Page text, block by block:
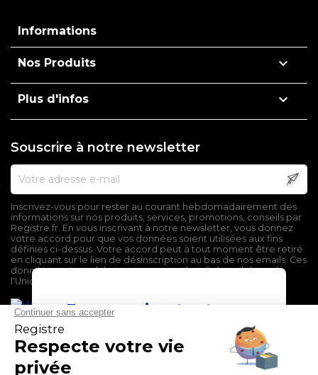
Informations
Nos Produits 
Plus d'infos 
Souscrire à notre newsletter
Inscrivez-vous pour rester au courant hebdomadairement des
informations sur nos produits, services, promotions, conseils par
Registre.fr. En vous inscrivant à notre newsletter, vous donnez
votre accord pour que vos données soient utilisées aux fins
définies ci-dessus. Votre accord peut à tout moment être retiré
en cliquant sur le lien de désinscription au bas de nos emails. Ces
données sont stockées sur un serveur localisé en dehors de
l'Union Européenne.
En poursuivant votre
navigation sur ce site,
vous devez accepter
l’utilisation et l'écriture
de Cookies.